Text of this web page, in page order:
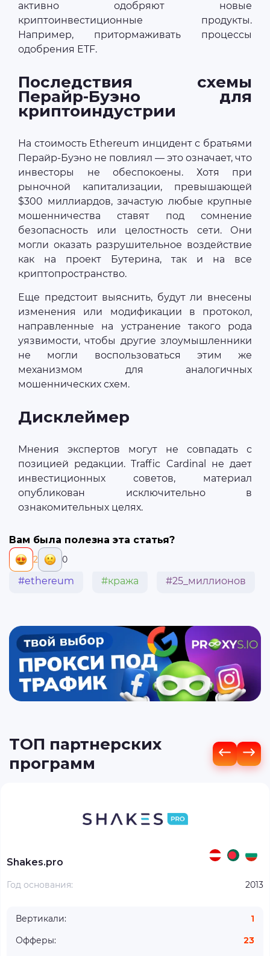
активно одобряют новые
криптоинвестиционные продукты.
Например, притормаживать процессы
одобрения ETF.
Последствия схемы
Перайр-Буэно для
криптоиндустрии
На стоимость Ethereum инцидент с братьями
Перайр-Буэно не повлиял — это означает, что
инвесторы не обеспокоены. Хотя при
рыночной капитализации, превышающей
$300 миллиардов, зачастую любые крупные
мошенничества ставят под сомнение
безопасность или целостность сети. Они
могли оказать разрушительное воздействие
как на проект Бутерина, так и на все
криптопространство.
Еще предстоит выяснить, будут ли внесены
изменения или модификации в протокол,
направленные на устранение такого рода
уязвимости, чтобы другие злоумышленники
не могли воспользоваться этим же
механизмом для аналогичных
мошеннических схем.
Дисклеймер
Мнения экспертов могут не совпадать с
позицией редакции. Traffic Cardinal не дает
инвестиционных советов, материал
опубликован исключительно в
ознакомительных целях.
Вам была полезна эта статья?
2 0
#ethereum #кража #25_миллионов
ТОП партнерских
программ
Shakes.pro
Год основания: 2013
Вертикали:
1
Офферы:
23